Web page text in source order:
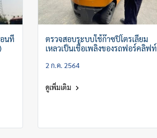
นที่
ตรวจสอบระบบใช้ก๊าซปิโตรเลียม
เหลวเป็นเชื้อเพลิงของรถฟอร์คลิฟท์
2 ก.ค. 2564
ดูเพิ่มเติม